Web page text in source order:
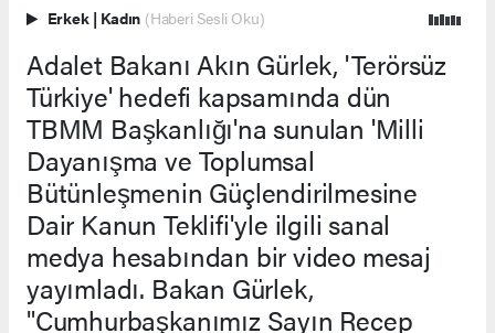
Erkek | Kadın (Haberi Sesli Oku)
Adalet Bakanı Akın Gürlek, 'Terörsüz
Türkiye' hedefi kapsamında dün
TBMM Başkanlığı'na sunulan 'Milli
Dayanışma ve Toplumsal
Bütünleşmenin Güçlendirilmesine
Dair Kanun Teklifi'yle ilgili sanal
medya hesabından bir video mesaj
yayımladı. Bakan Gürlek,
"Cumhurbaşkanımız Sayın Recep